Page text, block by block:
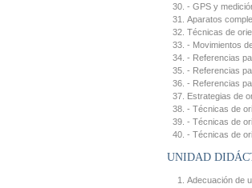
- GPS y
Aparatos
Técnicas de
- Movimientos
- Referencias
- Referencias
- Referencias
Estrategias de
- Técnicas de
- Técnicas de
- Técnicas de
UNIDAD
Adecuación de